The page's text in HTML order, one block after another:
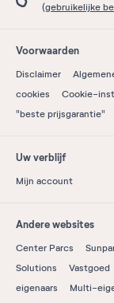
(gebruikelijke
Voorwaarden
Disclaimer
cookies
Cookie-
"beste prijsgarantie"
Uw verblijf
Mijn account
Andere websites
Center Parcs
Solutions
Vastgoed
eigenaars
Multi-